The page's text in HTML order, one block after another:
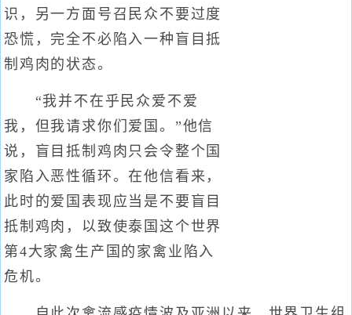
识，另一方面号召民众不要过度
恐慌，完全不必陷入一种盲目抵
制鸡肉的状态。
“我并不在乎民众爱不爱
我，但我请求你们爱国。”他信
说，盲目抵制鸡肉只会令整个国
家陷入恶性循环。在他信看来，
此时的爱国表现应当是不要盲目
抵制鸡肉，以致使泰国这个世界
第4大家禽生产国的家禽业陷入
危机。